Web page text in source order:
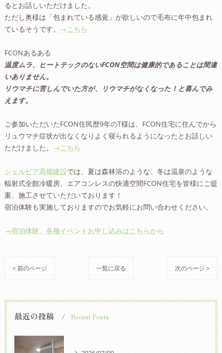
るとお話しいただけました。
ただし奥様は「包まれている感覚」が欲しいので毛布に年中包まれ
ているそうです。 →こちら
FCONあるある
温度ムラ、ヒートテックのないFCON空間は健康的であることは間違
いありません。
リウマチに苦しんでいた方が、リウマチがなくなった！と喜んでみ
えます。
ご参加いただいたFCON住民歴9年のT様は、FCON住宅に住んでから
リュウマチ症状が出なくなりよく寝られるようになったとお話しい
ただけました。 →こちら
シェルピア高畑建設では、夏は森林浴のような、冬は温泉のような
輻射式全館冷暖房、エアコンレスの快適空間FCON住宅を皆様にご提
案、施工させていただいております！
宿泊体験も実施しておりますのでお気軽にお問い合わせください。
→宿泊体験、各種イベントお申し込みはこちらから
< 前のページ 一覧に戻る 次のページ >
最近の投稿 Recent Posts